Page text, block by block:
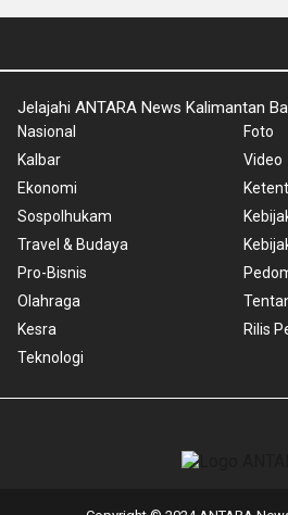
Jelajahi ANTARA News Kalimantan
Nasional
Kalbar
Ekonomi
Sospolhukam
Travel & Budaya
Pro-Bisnis
Olahraga
Kesra
Teknologi
Foto
Video
Rilis